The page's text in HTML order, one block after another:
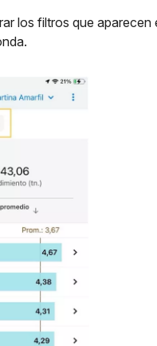
los filtros que aparecen